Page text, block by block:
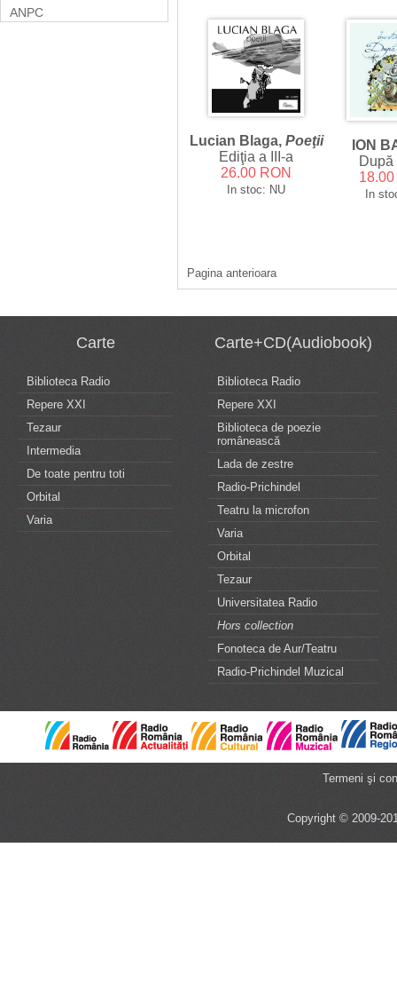
ANPC
Lucian Blaga, Poeţii
Ediţia a III-a
26.00 RON
In stoc: NU
ION
După
In
Pagina anterioara
Carte
Biblioteca Radio
Repere XXI
Tezaur
Intermedia
De toate pentru toti
Orbital
Varia
Carte+CD(Audiobook)
Biblioteca Radio
Repere XXI
Biblioteca de poezie
românească
Lada de zestre
Radio-Prichindel
Teatru la microfon
Varia
Orbital
Tezaur
Universitatea Radio
Hors collection
Fonoteca de Aur/Teatru
Radio-Prichindel Muzical
Termeni şi
Copyright © 2009-